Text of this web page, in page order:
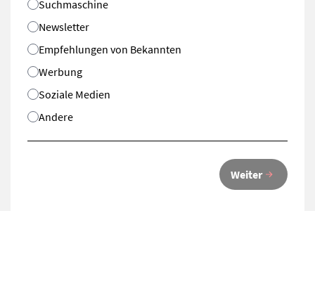
Suchmaschine
Newsletter
Empfehlungen von Bekannten
Werbung
Soziale Medien
Andere
Weiter